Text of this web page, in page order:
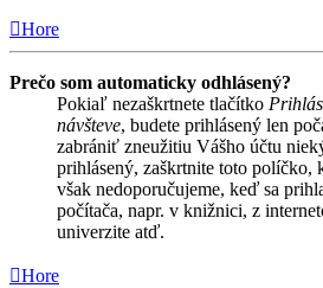
Hore
Prečo som automaticky odhlásený?
Pokiaľ nezaškrtnete tlačítko
návšteve, budete prihlásený len
zabrániť zneužitiu Vášho účtu
prihlásený, zaškrtnite toto políčko,
však nedoporučujeme, keď sa
počítača, napr. v knižnici, z
univerzite atď.
Hore